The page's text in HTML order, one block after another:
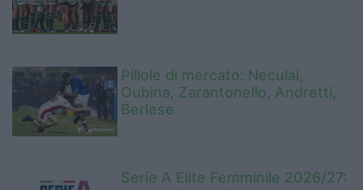
Pillole di mercato: Neculai,
Oubina, Zarantonello, Andretti,
Berlese
Serie A Elite Femminile 2026/27: